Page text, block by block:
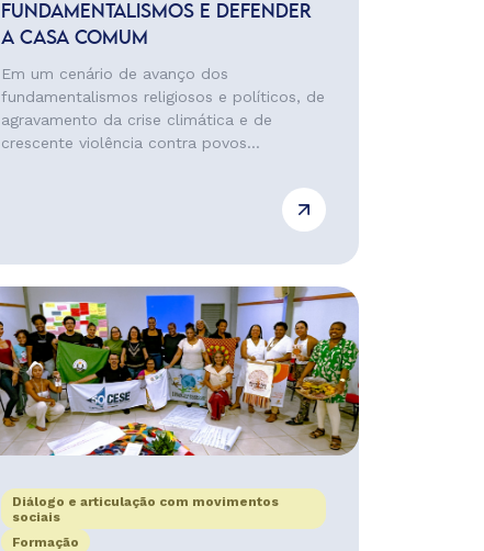
FUNDAMENTALISMOS E DEFENDER
A CASA COMUM
Em um cenário de avanço dos
fundamentalismos religiosos e políticos, de
agravamento da crise climática e de
crescente violência contra povos...
Diálogo e articulação com movimentos
sociais
Formação